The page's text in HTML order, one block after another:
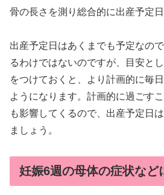
骨の長さを測り総合的に出産予定日
出産予定日はあくまでも予定なの
るわけではないのですが、目安と
をつけておくと、より計画的に毎
ようになります。計画的に過ごす
も影響してくるので、出産予定日
ましょう。
妊娠6週の母体の症状など